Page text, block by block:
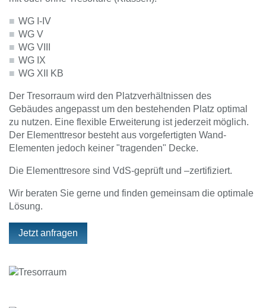
WG I-IV
WG V
WG VIII
WG IX
WG XII KB
Der Tresorraum wird den Platzverhältnissen des
Gebäudes angepasst um den bestehenden Platz optimal
zu nutzen. Eine flexible Erweiterung ist jederzeit möglich.
Der Elementtresor besteht aus vorgefertigten Wand-
Elementen jedoch keiner "tragenden" Decke.
Die Elementtresore sind VdS-geprüft und –zertifiziert.
Wir beraten Sie gerne und finden gemeinsam die optimale
Lösung.
Jetzt anfragen